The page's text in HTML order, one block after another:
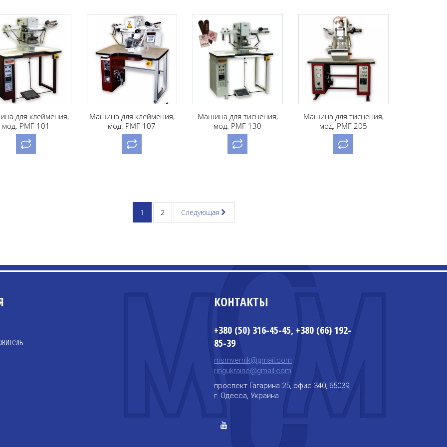
для клеймения,
мод. PMF 101
Машина для клеймения,
мод. PMF 107
Машина для тиснения,
мод. PMF 130
Машина для тиснения,
мод. PMF 205
1 2 Следующая
КОНТАКТЫ
+380 (50) 316-45-45, +380 (66) 192-
85-39
msmvernik@gmail.com
ringukraine@gmail.com
проспект Гагарина 25, офис 340, 65039,
г. Одесса, Украина